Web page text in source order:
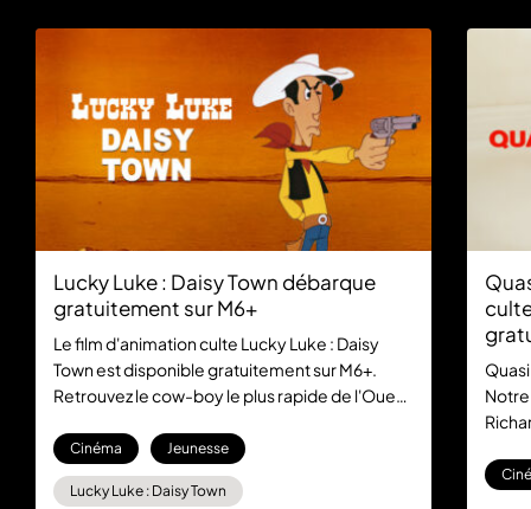
Lucky Luke : Daisy Town débarque
gratuitement sur M6+
Le film d'animation culte Lucky Luke : Daisy
Town est disponible gratuitement sur M6+.
Retrouvez le cow-boy le plus rapide de l'Ouest
abonnement.
Cinéma Jeunesse
Lucky Luke : Daisy Town